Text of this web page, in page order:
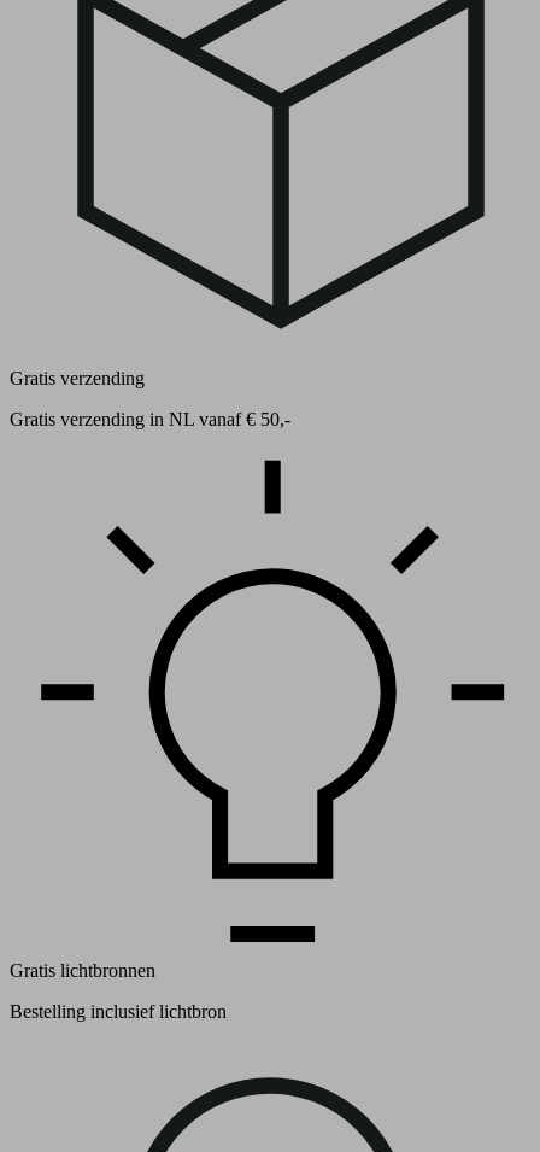
Gratis verzending
Gratis verzending in NL vanaf € 50,-
Gratis lichtbronnen
Bestelling inclusief lichtbron